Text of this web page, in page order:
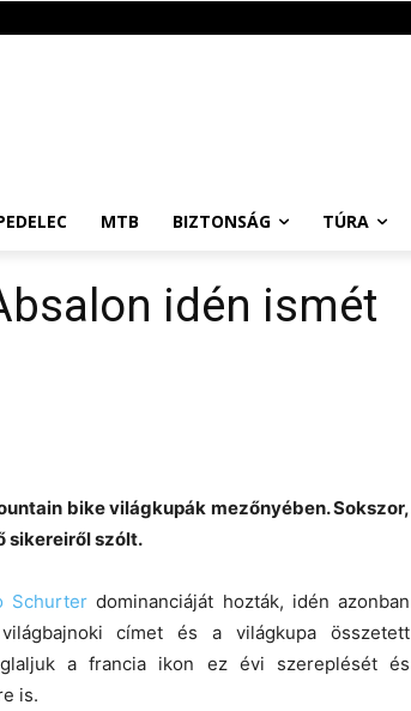
MTB BIZTONSÁG TÚRA
idén ismét
bike világkupák mezőnyében. Sokszor,
sikereiről szólt.
Schurter dominanciáját hozták, idén azonban
címet és a világkupa összetett
a francia ikon ez évi szereplését és
is.